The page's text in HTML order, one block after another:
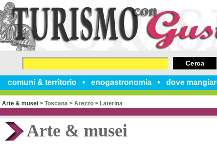
comuni & territorio enogastronomia dove
Cerca
Arte & musei > Toscana > Arezzo > Laterina
Arte & musei